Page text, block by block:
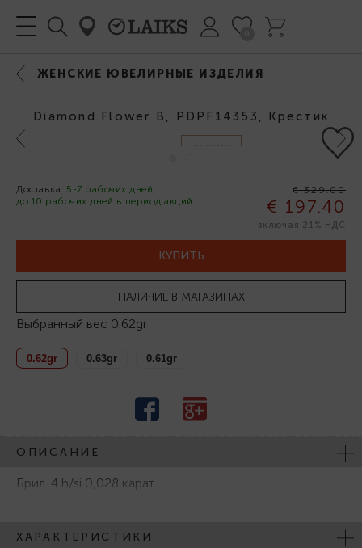
ЖЕНСКИЕ ЮВЕЛИРНЫЕ ИЗДЕЛИЯ
Diamond Flower B, PDPF14353, Крестик
Previous
-40%
БРИЛЛИАНТ
Next
Доставка: 5-7 рабочих дней,
до 10 рабочих дней в период акций
€ 329.00
€ 197.40
включая 21% НДС
КУПИТЬ
НАЛИЧИЕ В МАГАЗИНАХ
Выбранный вес 0.62gr
0.62gr 0.63gr 0.61gr
ОПИСАНИЕ
Брил. 4 h/si 0,028 карат.
ХАРАКТЕРИСТИКИ